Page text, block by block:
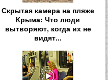
Скрытая камера на пляже
Крыма: Что люди
вытворяют, когда их не
видят...